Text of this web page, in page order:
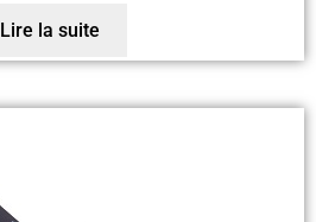
Lire la suite